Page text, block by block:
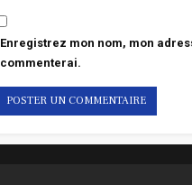
Enregistrez mon nom, mon
commenterai.